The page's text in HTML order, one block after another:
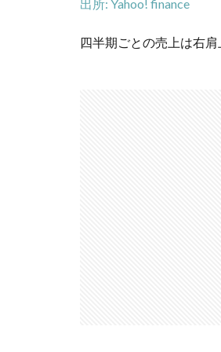
出所: Yahoo! finance
四半期ごとの売上は右